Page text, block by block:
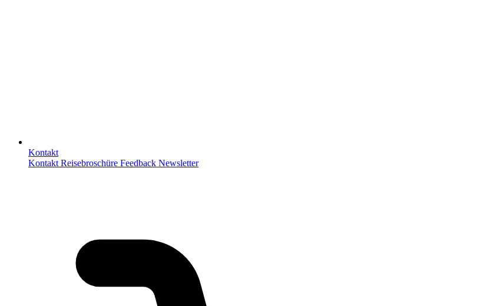
Kontakt
Kontakt Reisebroschüre Feedback Newsletter